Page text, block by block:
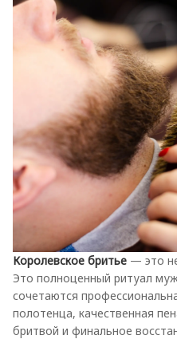
Королевское бритье — это
Это полноценный ритуал
сочетаются
полотенца, качественная
бритвой и финальное